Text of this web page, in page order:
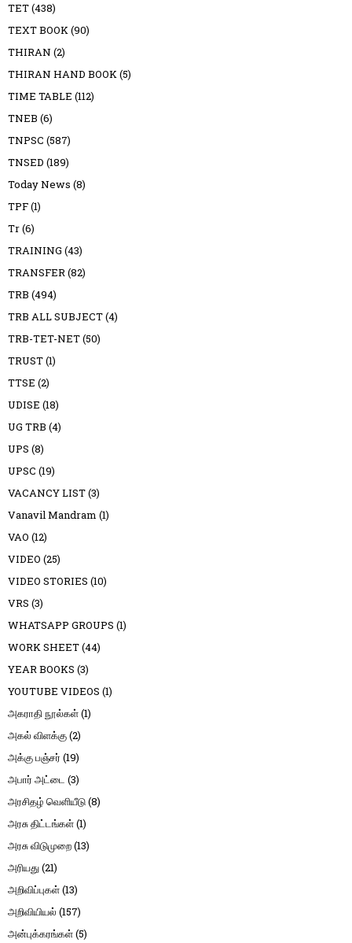
TET(438)
TEXT BOOK(90)
THIRAN (2)
THIRAN HAND BOOK(5)
TIME TABLE (112)
TNEB (6)
TNPSC (587)
TNSED (189)
Today News (8)
TPF(1)
Tr(6)
TRAINING (43)
TRANSFER(82)
TRB (494)
TRB ALL SUBJECT(4)
TRB-TET-NET(50)
TRUST(1)
TTSE (2)
UDISE (18)
UG TRB (4)
UPS (8)
UPSC (19)
VACANCY LIST(3)
Vanavil Mandram (1)
VAO (12)
VIDEO (25)
VIDEO STORIES (10)
VRS (3)
WHATSAPP GROUPS (1)
WORK SHEET(44)
YEAR BOOKS (3)
YOUTUBE VIDEOS (1)
அகராதி நூல்கள்(1)
அகல் விளக்கு(2)
அக்கு பஞ்சர் (19)
அபார் அட்டை (3)
அரசிதழ் வெளியீடு(8)
அரசு திட்டங்கள்(1)
அரசு விடுமுறை(13)
அரியது(21)
அறிவிப்புகள்(13)
அறிவியியல் (157)
அன்புக்கரங்கள்(5)